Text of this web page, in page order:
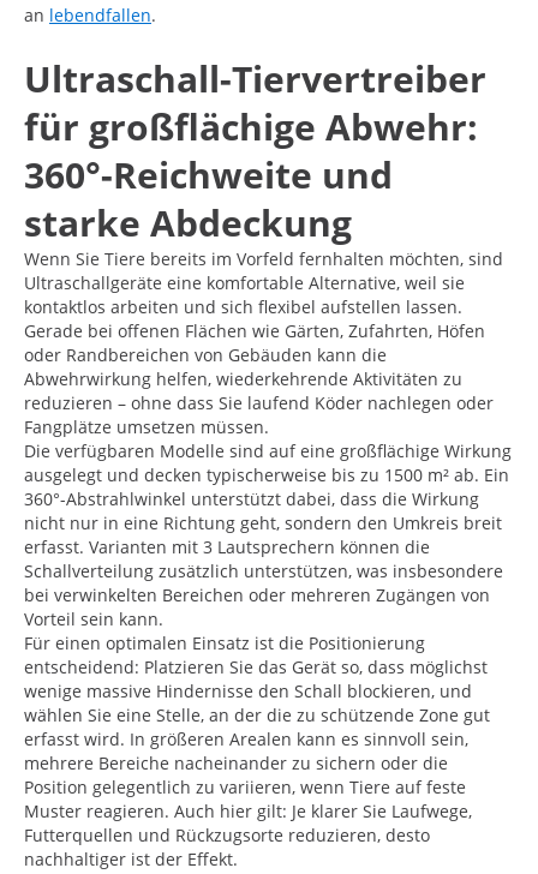
an lebendfallen.
Ultraschall-Tiervertreiber
für großflächige Abwehr:
360°-Reichweite und
starke Abdeckung
Wenn Sie Tiere bereits im Vorfeld fernhalten möchten, sind
Ultraschallgeräte eine komfortable Alternative, weil sie
kontaktlos arbeiten und sich flexibel aufstellen lassen.
Gerade bei offenen Flächen wie Gärten, Zufahrten, Höfen
oder Randbereichen von Gebäuden kann die
Abwehrwirkung helfen, wiederkehrende Aktivitäten zu
reduzieren – ohne dass Sie laufend Köder nachlegen oder
Fangplätze umsetzen müssen.
Die verfügbaren Modelle sind auf eine großflächige Wirkung
ausgelegt und decken typischerweise bis zu 1500 m² ab. Ein
360°-Abstrahlwinkel unterstützt dabei, dass die Wirkung
nicht nur in eine Richtung geht, sondern den Umkreis breit
erfasst. Varianten mit 3 Lautsprechern können die
Schallverteilung zusätzlich unterstützen, was insbesondere
bei verwinkelten Bereichen oder mehreren Zugängen von
Vorteil sein kann.
Für einen optimalen Einsatz ist die Positionierung
entscheidend: Platzieren Sie das Gerät so, dass möglichst
wenige massive Hindernisse den Schall blockieren, und
wählen Sie eine Stelle, an der die zu schützende Zone gut
erfasst wird. In größeren Arealen kann es sinnvoll sein,
mehrere Bereiche nacheinander zu sichern oder die
Position gelegentlich zu variieren, wenn Tiere auf feste
Muster reagieren. Auch hier gilt: Je klarer Sie Laufwege,
Futterquellen und Rückzugsorte reduzieren, desto
nachhaltiger ist der Effekt.